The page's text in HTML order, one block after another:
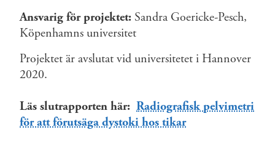
Ansvarig för projektet: Sandra Goericke-Pesch,
Köpenhamns universitet
Projektet är avslutat vid universitetet i Hannover
2020.
Läs slutrapporten här: Radiografisk pelvimetri
för att förutsäga dystoki hos tikar